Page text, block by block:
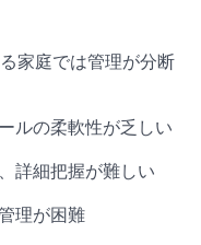
家庭では管理が分断
ルの柔軟性が乏しい
詳細把握が難しい
理が困難